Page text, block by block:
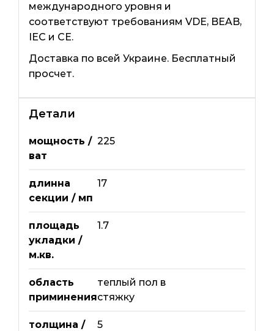
международного уровня и
соответствуют требованиям VDE, BEAB,
IEC и CE.
Доставка по всей Украине. Бесплатный
просчет.
Детали
мощность /
ват
225
длинна
секции / мп
17
площадь
укладки /
м.кв.
1.7
область
приминения
теплый пол в
стяжку
толщина /
5